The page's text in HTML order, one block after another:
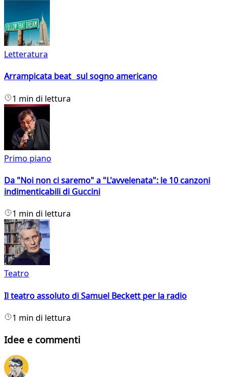
Letteratura
Arrampicata beat sul sogno americano
1 min di lettura
Primo piano
Da "Noi non ci saremo" a "L'avvelenata": le 10 canzoni
indimenticabili di Guccini
1 min di lettura
Teatro
Il teatro assoluto di Samuel Beckett per la radio
1 min di lettura
Idee e commenti